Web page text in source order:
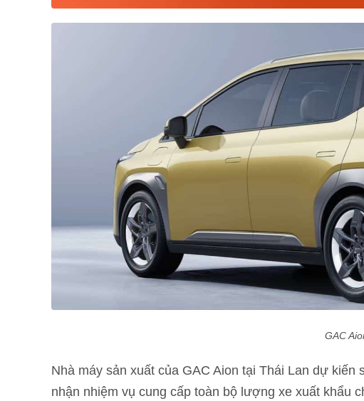
GAC
Nhà máy sản xuất của GAC Aion tại Thái Lan dự
nhận nhiệm vụ cung cấp toàn bộ lượng xe xuất khẩu